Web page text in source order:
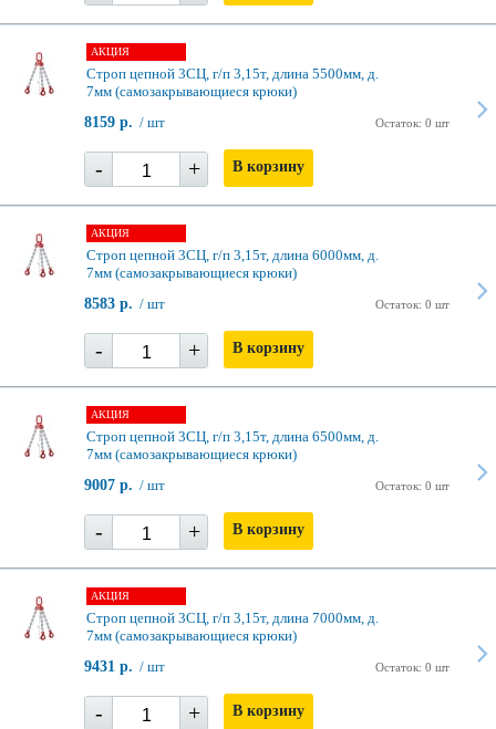
АКЦИЯ
Строп цепной 3СЦ, г/п 3,15т, длина 5500мм, д.
7мм (самозакрывающиеся крюки)
Остаток: 0 шт
8159 р. / шт
- + В корзину
АКЦИЯ
Строп цепной 3СЦ, г/п 3,15т, длина 6000мм, д.
7мм (самозакрывающиеся крюки)
Остаток: 0 шт
8583 р. / шт
- + В корзину
АКЦИЯ
Строп цепной 3СЦ, г/п 3,15т, длина 6500мм, д.
7мм (самозакрывающиеся крюки)
Остаток: 0 шт
9007 р. / шт
- + В корзину
АКЦИЯ
Строп цепной 3СЦ, г/п 3,15т, длина 7000мм, д.
7мм (самозакрывающиеся крюки)
Остаток: 0 шт
9431 р. / шт
- + В корзину